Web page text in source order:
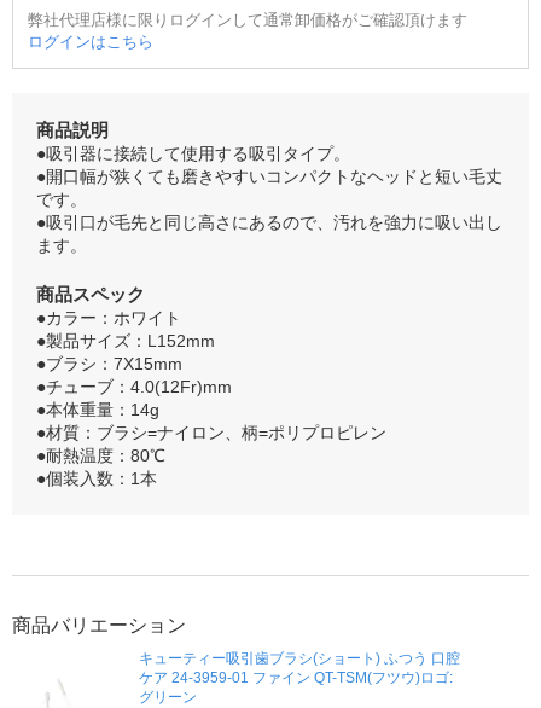
弊社代理店様に限りログインして通常卸価格がご確認頂けます
ログインはこちら
商品説明
●吸引器に接続して使用する吸引タイプ。
●開口幅が狭くても磨きやすいコンパクトなヘッドと短い毛丈
です。
●吸引口が毛先と同じ高さにあるので、汚れを強力に吸い出し
ます。
商品スペック
●カラー：ホワイト
●製品サイズ：L152mm
●ブラシ：7X15mm
●チューブ：4.0(12Fr)mm
●本体重量：14g
●材質：ブラシ=ナイロン、柄=ポリプロピレン
●耐熱温度：80℃
●個装入数：1本
商品バリエーション
キューティー吸引歯ブラシ(ショート) ふつう 口腔
ケア 24-3959-01 ファイン QT-TSM(フツウ)ロゴ:
グリーン